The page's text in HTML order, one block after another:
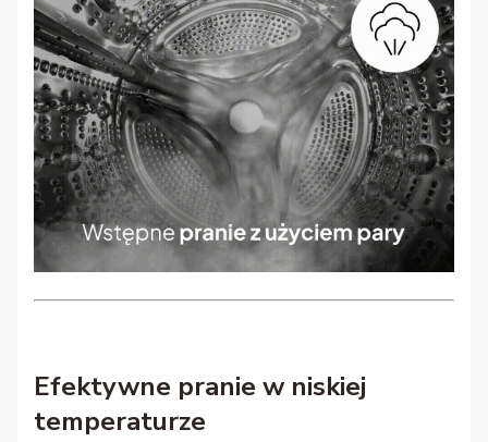
Efektywne pranie w niskiej
temperaturze